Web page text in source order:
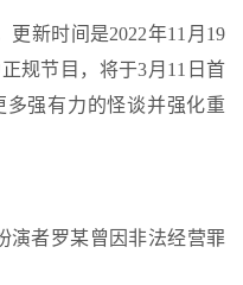
新时间是2022年11月19
规节目，将于3月11日首
强有力的怪谈并强化重
演者罗某曾因非法经营罪